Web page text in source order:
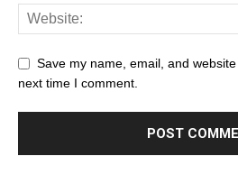
Save my name, email, and
next time I comment.